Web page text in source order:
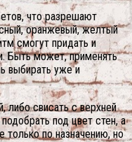
что разрешают
оранжевый, желтый
смогут придать и
Быть может, применять
выбирать уже и
либо свисать с верхней
под цвет стен, а
только по назначению, но